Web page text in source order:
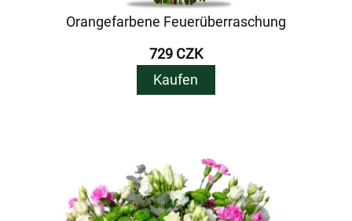
Orangefarbene Feuerüberraschung
729 CZK
Kaufen